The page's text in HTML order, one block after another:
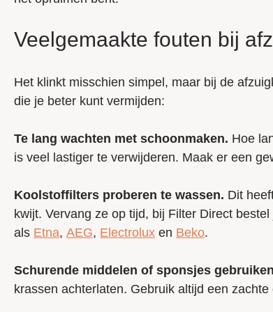
Veelgemaakte fouten bij
Het klinkt misschien simpel, maar bij de
die je beter kunt vermijden:
Te lang wachten met schoonmaken. Hoe
is veel lastiger te verwijderen. Maak er een
Koolstoffilters proberen te wassen. Dit
kwijt. Vervang ze op tijd, bij Filter Direct
als Etna, AEG, Electrolux en Beko.
Schurende middelen of sponsjes
krassen achterlaten. Gebruik altijd een zachte